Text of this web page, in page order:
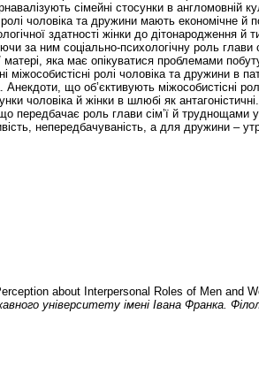
сімейні стосунки в англомовній
чоловіка та дружини мають економічне й
здатності жінки до дітонародження й
за ним соціально-психологічну роль глави
яка має опікуватися проблемами
ролі чоловіка та дружини в
що об’єктивують міжособистісні
чоловіка й жінки в шлюбі як
передбачає роль глави сім’ї й труднощами
непередбачуваність, а для дружини –
about Interpersonal Roles of Men and
університету імені Івана Франка.